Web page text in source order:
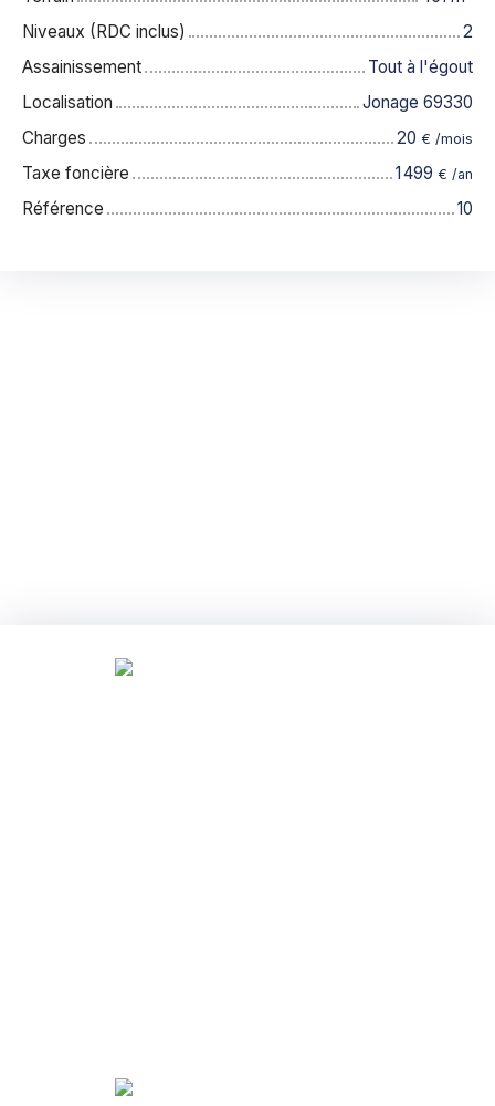
Niveaux (RDC inclus)
2
Assainissement
Tout à l'égout
Localisation
Jonage 69330
Charges
20 € /mois
Taxe foncière 1 499 € /an
Référence 10